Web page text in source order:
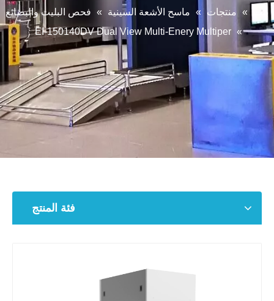
بيت » منتجات » ماسح الأشعة السينية » فحص البليت والبضائع
»
EI-150140DV Dual View Multi-Enery Multiper
فئة المنتج